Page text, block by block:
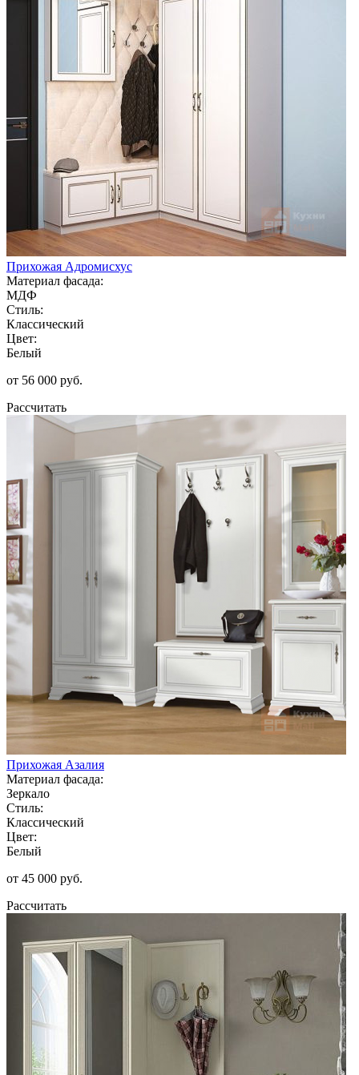
Прихожая Адромисхус
Материал фасада:
МДФ
Стиль:
Классический
Цвет:
Белый
от 56 000 руб.
Рассчитать
Прихожая Азалия
Материал фасада:
Зеркало
Стиль:
Классический
Цвет:
Белый
от 45 000 руб.
Рассчитать